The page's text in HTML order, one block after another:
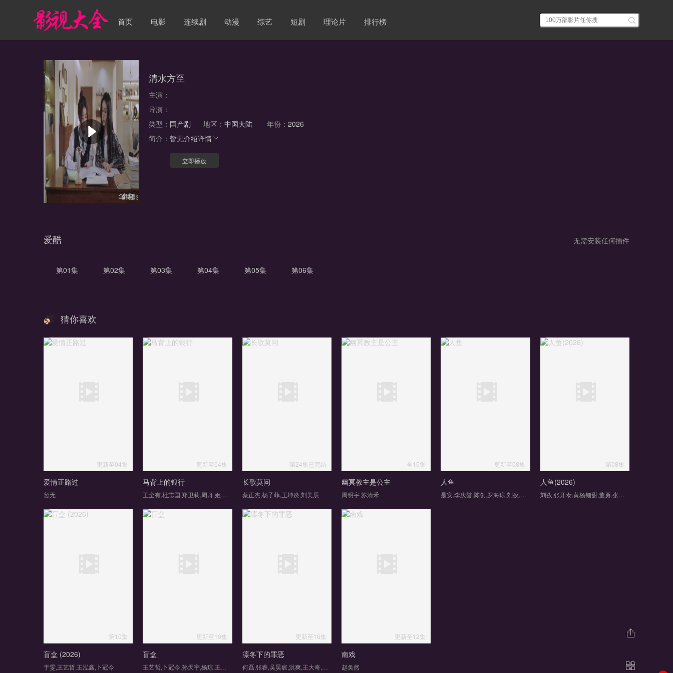
首页 电影 连续剧 动漫 综艺 短剧 理论片 排行榜
全6集
清水方至
主演：
导演：
类型： 国产剧 地区：中国大陆 年份：2026
简介：暂无介绍详情
立即播放
无需安装任何插件
爱酷
第01集 第02集 第03集 第04集 第05集 第06集
猜你喜欢
更新至04集
爱情正路过
暂无
更新至04集
马背上的银行
第24集已完结
长歌莫问
蔡正杰,杨子菲,王坤炎,刘美辰
全15集
幽冥教主是公主
周明宇 苏清禾
更新至08集
人鱼
第08集
人鱼(2026)
刘孜,张开泰,黄杨钿甜,董勇,张帆,陈创,何思甜,张棪琰,罗海琼,是安,赵健,段钰,董向荣,薛佳凝,方晓东,李庆誉,张译文
第10集
盲盒 (2026)
于雯,王艺哲,王泓鑫,卜冠今
更新至10集
盲盒
更新至16集
凛冬下的罪恶
更新至12集
南戏
赵奂然